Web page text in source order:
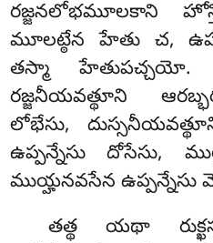
రజ్జనలోభమూలకాని
మూలట్ఠేన హేతు చ,
తస్మా
రజ్జనీయవత్థూని
లోభేసు,
ఉప్పన్నేసు దోసేసు,
ముయ్హనవసేన
తత్థయథా